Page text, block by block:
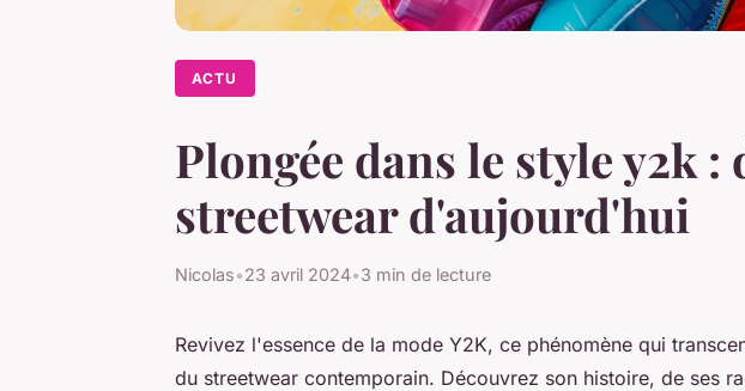
ACTU
Plongée dans le style y2k
streetwear d'aujourd'hui
Nicolas•23 avril 2024•3 min de lecture
Revivez l'essence de la mode Y2K, ce phénomène qui
du streetwear contemporain. Découvrez son histoire, de ses